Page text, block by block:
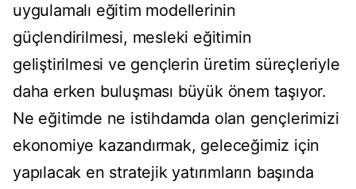
uygulamalı eğitim modellerinin
güçlendirilmesi, mesleki eğitimin
geliştirilmesi ve gençlerin üretim süreçleriyle
daha erken buluşması büyük önem taşıyor.
Ne eğitimde ne istihdamda olan gençlerimizi
ekonomiye kazandırmak, geleceğimiz için
yapılacak en stratejik yatırımların başında